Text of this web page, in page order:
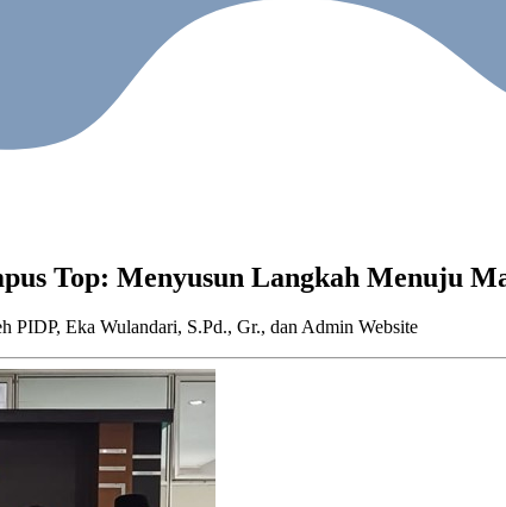
Top: Menyusun Langkah Menuju
PIDP, Eka Wulandari, S.Pd., Gr., dan Admin Website